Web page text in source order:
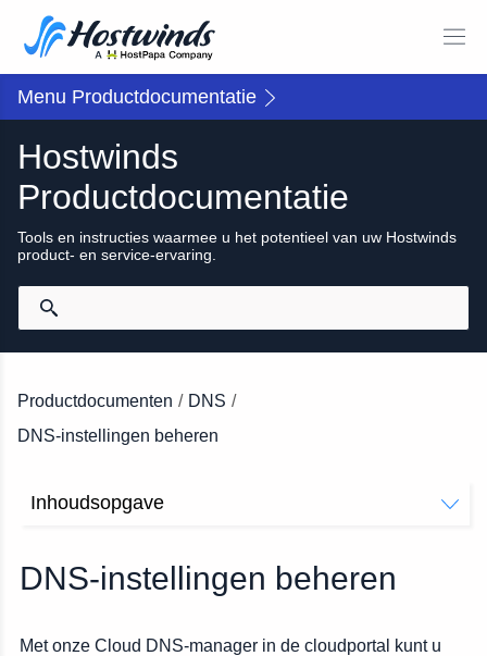
Menu Productdocumentatie
Hostwinds
Productdocumentatie
Tools en instructies waarmee u het potentieel van uw Hostwinds
product- en service-ervaring.
Productdocumenten / DNS /
DNS-instellingen beheren
Inhoudsopgave
Domeinen toevoegen van uw cloudbesturingsgebied
Cloud Control Domain Management
DNS-instellingen beheren
Met onze Cloud DNS-manager in de cloudportal kunt u